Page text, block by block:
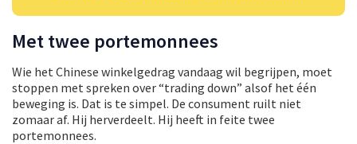
Met twee portemonnees
Wie het Chinese winkelgedrag vandaag wil begrijpen, moet
stoppen met spreken over “trading down” alsof het één
beweging is. Dat is te simpel. De consument ruilt niet
zomaar af. Hij herverdeelt. Hij heeft in feite twee
portemonnees.